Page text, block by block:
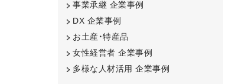
事業承継 企業事例
DX 企業事例
お土産・特産品
女性経営者 企業事例
多様な人材活用 企業事例